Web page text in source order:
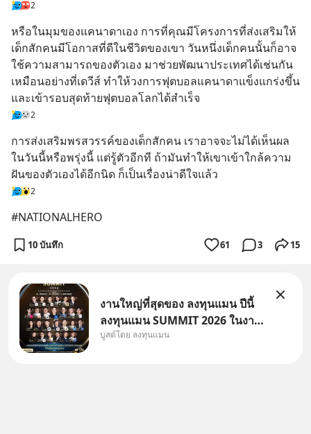
2
หรือในมุมของแคนาดาเอง การที่คุณมีโครงการที่ส่งเสริมให้
เด็กสักคนมีโอกาสที่ดีในชีวิตของเขา วันหนึ่งเด็กคนนั้นก็อาจ
ใช้ความสามารถของตัวเอง มาช่วยพัฒนาประเทศได้เช่นกัน
เหมือนอย่างที่เดวีส์ ทำให้วงการฟุตบอลแคนาดาแข็งแกร่งขึ้น
และเข้ารอบสุดท้ายฟุตบอลโลกได้สำเร็จ
2
การส่งเสริมพรสวรรค์ของเด็กสักคน เราอาจจะไม่ได้เห็นผล
ในวันนี้หรือพรุ่งนี้ แต่รู้ตัวอีกที ถ้ามันทำให้เขาเข้าใกล้ความ
ฝันของตัวเองได้อีกนิด ก็เป็นเรื่องน่าดีใจแล้ว
2
#NATIONALHERO
10 บันทึก 61 3 15
งานใหญ่ที่สุดของ ลงทุนแมน ปีนี้
ลงทุนแมน SUMMIT 2026 ในงาน
นี้จะมีเจ้าของธุรกิจ Dr.PONG,
บูสต์โดย ลงทุนแมน